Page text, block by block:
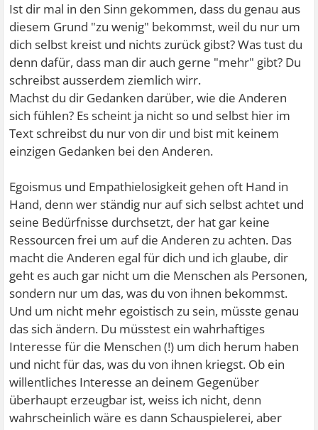
Ist dir mal in den Sinn gekommen, dass du genau aus
diesem Grund "zu wenig" bekommst, weil du nur um
dich selbst kreist und nichts zurück gibst? Was tust du
denn dafür, dass man dir auch gerne "mehr" gibt? Du
schreibst ausserdem ziemlich wirr.
Machst du dir Gedanken darüber, wie die Anderen
sich fühlen? Es scheint ja nicht so und selbst hier im
Text schreibst du nur von dir und bist mit keinem
einzigen Gedanken bei den Anderen.
Egoismus und Empathielosigkeit gehen oft Hand in
Hand, denn wer ständig nur auf sich selbst achtet und
seine Bedürfnisse durchsetzt, der hat gar keine
Ressourcen frei um auf die Anderen zu achten. Das
macht die Anderen egal für dich und ich glaube, dir
geht es auch gar nicht um die Menschen als Personen,
sondern nur um das, was du von ihnen bekommst.
Und um nicht mehr egoistisch zu sein, müsste genau
das sich ändern. Du müsstest ein wahrhaftiges
Interesse für die Menschen (!) um dich herum haben
und nicht für das, was du von ihnen kriegst. Ob ein
willentliches Interesse an deinem Gegenüber
überhaupt erzeugbar ist, weiss ich nicht, denn
wahrscheinlich wäre es dann Schauspielerei, aber